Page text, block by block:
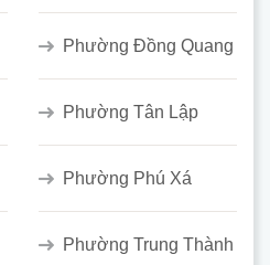
Phường Đồng Quang
Phường Tân Lập
Phường Phú Xá
Phường Trung Thành